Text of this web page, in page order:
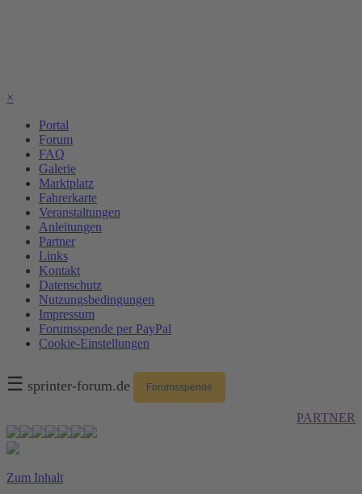
×
Portal
Forum
FAQ
Galerie
Marktplatz
Fahrerkarte
Veranstaltungen
Anleitungen
Partner
Links
Kontakt
Datenschutz
Nutzungsbedingungen
Impressum
Forumsspende per PayPal
Cookie-Einstellungen
☰ sprinter-forum.de Forumsspende
PARTNER
Zum Inhalt